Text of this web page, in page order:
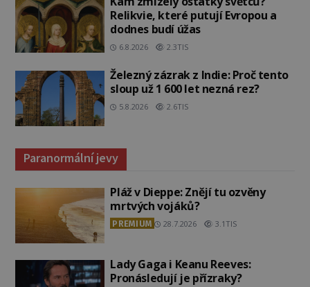
Relikvie, které putují Evropou a
dodnes budí úžas
6.8.2026 2.3TIS
Železný zázrak z Indie: Proč tento
sloup už 1 600 let nezná rez?
5.8.2026 2.6TIS
Paranormální jevy
Pláž v Dieppe: Znějí tu ozvěny
mrtvých vojáků?
PREMIUM 28.7.2026 3.1TIS
Lady Gaga i Keanu Reeves:
Pronásledují je přízraky?